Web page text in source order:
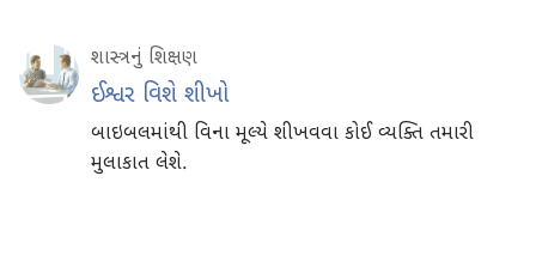
શાસ્ત્રનું શિક્ષણ
ઈશ્વર વિશે શીખો
બાઇબલમાંથી વિના મૂલ્યે શીખવવા કોઈ વ્યક્તિ તમારી
મુલાકાત લેશે.